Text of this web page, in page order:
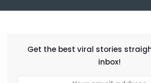
Get the best viral stories
inbox!